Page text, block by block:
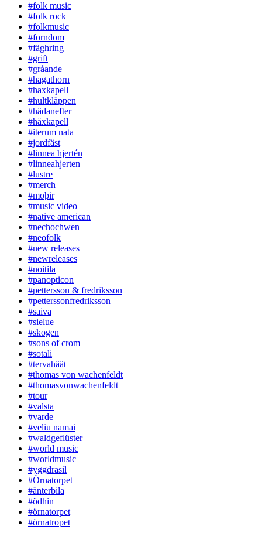
#folk music
#folk rock
#folkmusic
#forndom
#fäghring
#grift
#gråande
#hagathorn
#haxkapell
#hultkläppen
#hädanefter
#häxkapell
#iterum nata
#jordfäst
#linnea hjertén
#linneahjerten
#lustre
#merch
#moþir
#music video
#native american
#nechochwen
#neofolk
#new releases
#newreleases
#noitila
#panopticon
#pettersson & fredriksson
#petterssonfredriksson
#saiva
#sielue
#skogen
#sons of crom
#sotali
#tervahäät
#thomas von wachenfeldt
#thomasvonwachenfeldt
#tour
#valsta
#varde
#veliu namai
#waldgeflüster
#world music
#worldmusic
#yggdrasil
#Örnatorpet
#änterbila
#ödhin
#örnatorpet
#örnatropet